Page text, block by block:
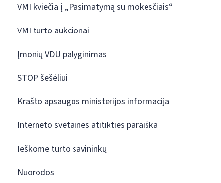
VMI kviečia į „Pasimatymą su mokesčiais“
VMI turto aukcionai
Įmonių VDU palyginimas
STOP šešėliui
Krašto apsaugos ministerijos informacija
Interneto svetainės atitikties paraiška
Ieškome turto savininkų
Nuorodos